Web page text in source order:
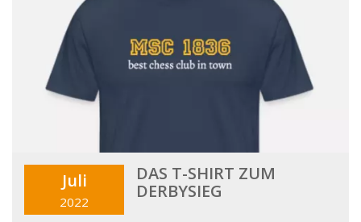
Juli
2022
DAS T-SHIRT ZUM
DERBYSIEG